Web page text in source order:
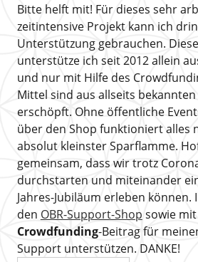
Bitte helft mit! Für dieses sehr
zeitintensive Projekt kann ich
Unterstützung gebrauchen.
unterstütze ich seit 2012 allein
und nur mit Hilfe des
Mittel sind aus allseits
erschöpft. Ohne öffentliche
über den Shop funktioniert alles
absolut kleinster Sparflamme.
gemeinsam, dass wir trotz
durchstarten und miteinander
Jahres-Jubiläum erleben
den OBR-Support-Shop sowie
Crowdfunding-Beitrag für
Support unterstützen. DANKE!